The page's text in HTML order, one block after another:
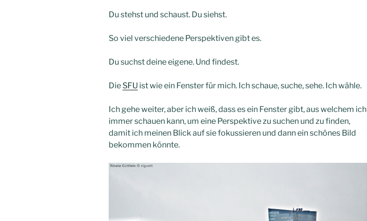
Du stehst und schaust. Du siehst.
So viel verschiedene Perspektiven gibt es.
Du suchst deine eigene. Und findest.
Die SFU ist wie ein Fenster für mich. Ich schaue, suche, sehe. Ich wähle.
Ich gehe weiter, aber ich weiß, dass es ein Fenster gibt, aus welchem ich
immer schauen kann, um eine Perspektive zu suchen und zu finden,
damit ich meinen Blick auf sie fokussieren und dann ein schönes Bild
bekommen könnte.